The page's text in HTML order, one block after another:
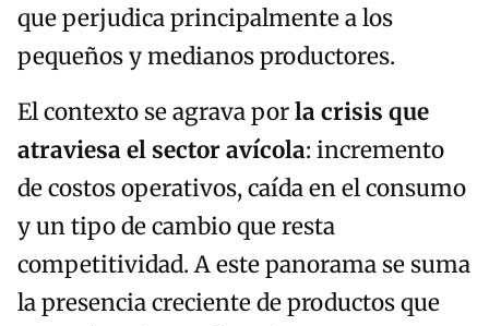
que perjudica principalmente a los
pequeños y medianos productores.
El contexto se agrava porla crisis que
atraviesa el sector avícola: incremento
de costos operativos, caída en el consumo
y un tipo de cambio que resta
competitividad. A este panorama se suma
la presencia creciente de productos que